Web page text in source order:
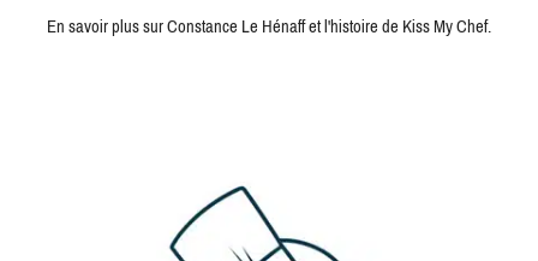
En savoir plus sur Constance Le Hénaff et l'histoire de Kiss My Chef.